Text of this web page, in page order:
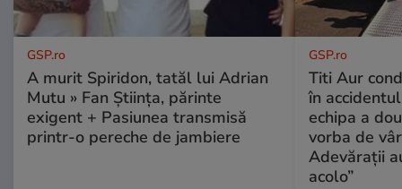
GSP.ro
A murit Spiridon, tatăl lui Adrian
Mutu » Fan Știința, părinte
exigent + Pasiunea transmisă
printr-o pereche de jambiere
GSP.ro
Titi Aur
în
echipa a
vorba de
Adevărații
acolo”